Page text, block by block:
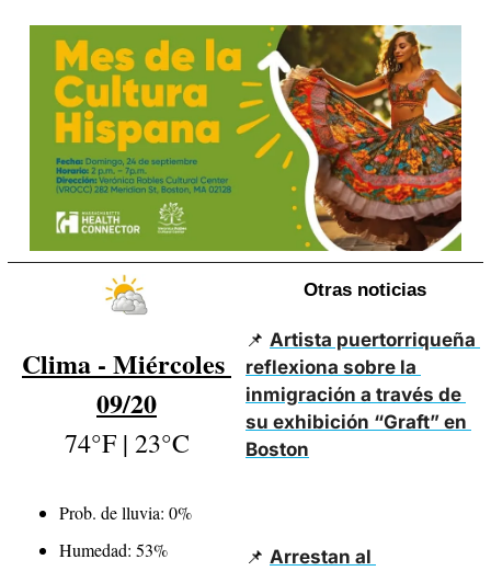
Clima - Miércoles
09/20
74°F | 23°C
Prob. de lluvia: 0%
Humedad: 53%
Otras noticias
📌 Artista puertorriqueña
reflexiona sobre la
inmigración a través de
su exhibición “Graft” en
Boston
📌 Arrestan al